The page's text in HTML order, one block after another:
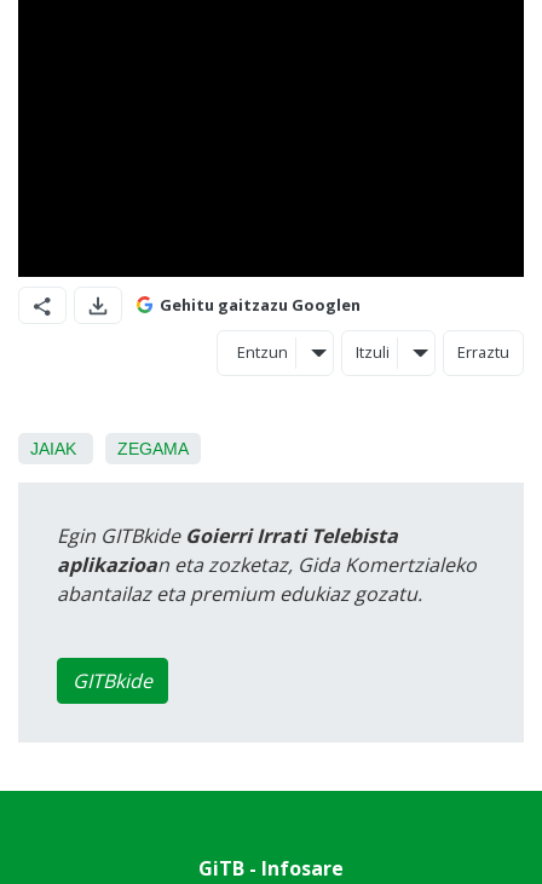
Gehitu gaitzazu Googlen
Entzun Itzuli Erraztu
JAIAK ZEGAMA
Egin GITBkide Goierri Irrati Telebista
aplikazioan eta zozketaz, Gida Komertzialeko
abantailaz eta premium edukiaz gozatu.
GITBkide
GiTB - Infosare